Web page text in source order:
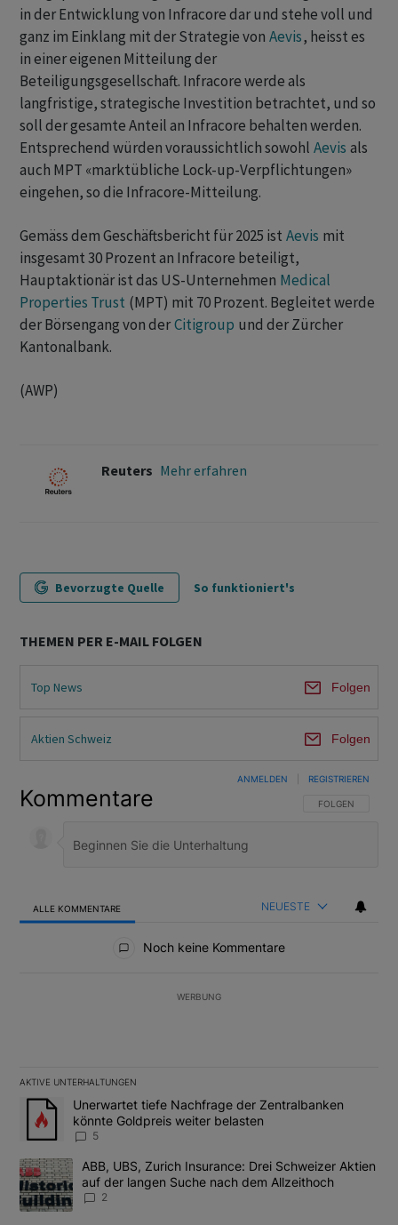
in der Entwicklung von Infracore dar und stehe voll und
ganz im Einklang mit der Strategie von Aevis, heisst es
in einer eigenen Mitteilung der
Beteiligungsgesellschaft. Infracore werde als
langfristige, strategische Investition betrachtet, und so
soll der gesamte Anteil an Infracore behalten werden.
Entsprechend würden voraussichtlich sowohl Aevis als
auch MPT «marktübliche Lock-up-Verpflichtungen»
eingehen, so die Infracore-Mitteilung.
Gemäss dem Geschäftsbericht für 2025 ist Aevis mit
insgesamt 30 Prozent an Infracore beteiligt,
Hauptaktionär ist das US-Unternehmen Medical
Properties Trust (MPT) mit 70 Prozent. Begleitet ‌werde
der Börsengang von derCitigroup und ​der Zürcher
Kantonalbank.
(AWP)
Reuters Mehr erfahren
Bevorzugte Quelle So funktioniert's
THEMEN PER E-MAIL FOLGEN
Top News Folgen
Aktien Schweiz Folgen
Kommentare FOLGE DIESER
FOLGEN
ANMELDEN REGISTRIEREN
ALLE KOMMENTARE NEUESTE
Noch keine Kommentare
WERBUNG
AKTIVE UNTERHALTUNGEN
Das Folgende ist eine Liste der am meisten kommentierten
Ein Trendartikel mit dem Titel "Unerwartet tiefe Nachfrage der
Unerwartet tiefe Nachfrage der Zentralbanken
könnte Goldpreis weiter belasten
5
Ein Trendartikel mit dem Titel "ABB, UBS, Zurich Insurance:
ABB, UBS, Zurich Insurance: Drei Schweizer Aktien
auf der langen Suche nach dem Allzeithoch
2